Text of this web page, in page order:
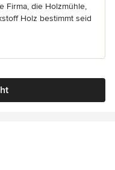
Firma, die Holzmühle,
Holz bestimmt seid
Sternen